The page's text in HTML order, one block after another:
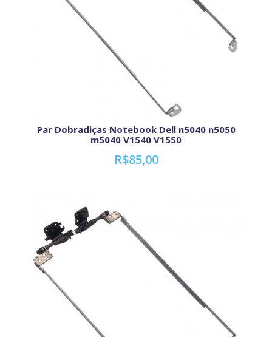
Par Dobradiças Notebook Dell n5040 n5050
m5040 V1540 V1550
R$85,00